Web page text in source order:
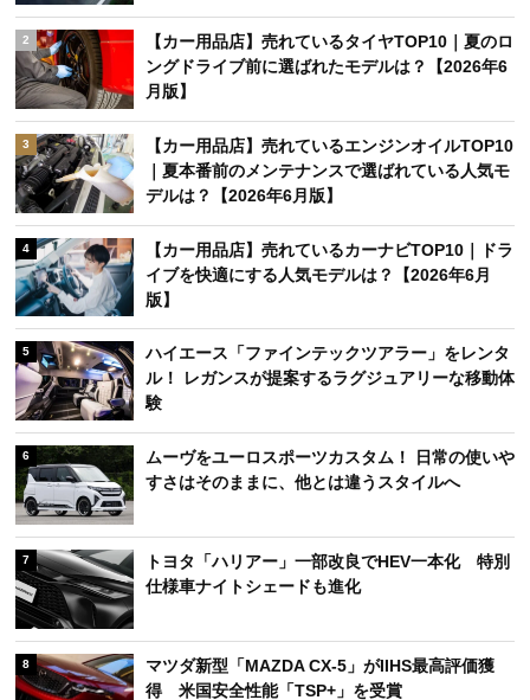
2
【カー用品店】売れているタイヤTOP10｜夏のロ
ングドライブ前に選ばれたモデルは？【2026年6
月版】
3
【カー用品店】売れているエンジンオイルTOP10
｜夏本番前のメンテナンスで選ばれている人気モ
デルは？【2026年6月版】
4
【カー用品店】売れているカーナビTOP10｜ドラ
イブを快適にする人気モデルは？【2026年6月
版】
5
ハイエース「ファインテックツアラー」をレンタ
ル！ レガンスが提案するラグジュアリーな移動体
験
6
ムーヴをユーロスポーツカスタム！ 日常の使いや
すさはそのままに、他とは違うスタイルへ
7
トヨタ「ハリアー」一部改良でHEV一本化 特別
仕様車ナイトシェードも進化
8
マツダ新型「MAZDA CX-5」がIIHS最高評価獲
得 米国安全性能「TSP+」を受賞